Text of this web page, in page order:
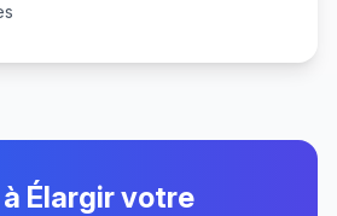
Élargir votre